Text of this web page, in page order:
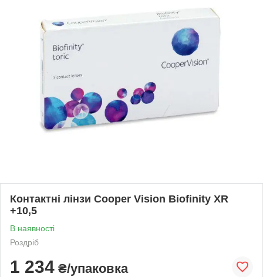
Контактні лінзи Cooper Vision Biofinity XR
+10,5
В наявності
Роздріб
1 234 ₴/упаковка